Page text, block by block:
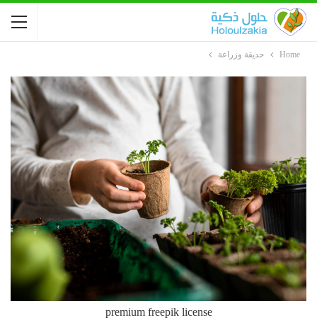
Home حديقة وزراعة
premium freepik license